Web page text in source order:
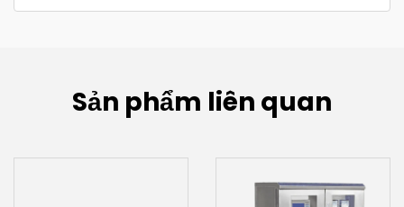
Sản phẩm liên quan